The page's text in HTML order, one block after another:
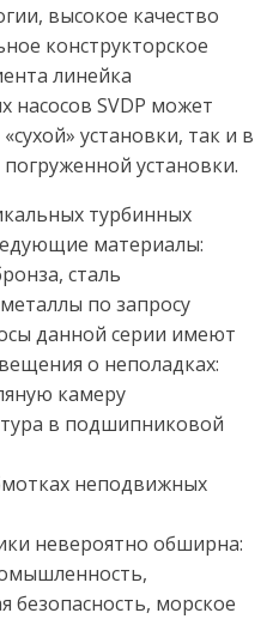
высокое качество
конструкторское
линейка
насосов SVDP может
установки, так и в
установки.
турбинных
материалы:
сталь
по запросу
данной серии имеют
о неполадках:
камеру
в подшипниковой
неподвижных
невероятно обширна:
безопасность, морское